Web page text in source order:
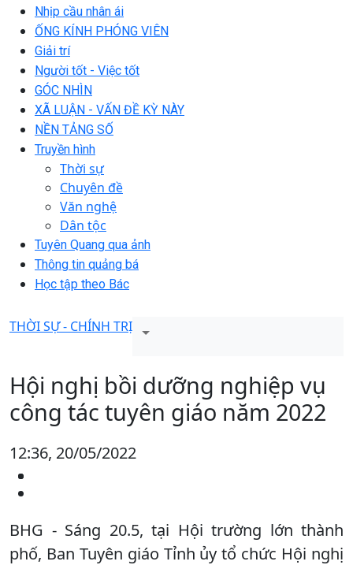
Nhịp cầu nhân ái
ỐNG KÍNH PHÓNG VIÊN
Giải trí
Người tốt - Việc tốt
GÓC NHÌN
XÃ LUẬN - VẤN ĐỀ KỲ NÀY
NỀN TẢNG SỐ
Truyền hình
Thời sự
Chuyên đề
Văn nghệ
Dân tộc
Tuyên Quang qua ảnh
Thông tin quảng bá
Học tập theo Bác
THỜI SỰ - CHÍNH TRỊ
Hội nghị bồi dưỡng nghiệp vụ
công tác tuyên giáo năm 2022
12:36, 20/05/2022
BHG - Sáng 20.5, tại Hội trường lớn thành
phố, Ban Tuyên giáo Tỉnh ủy tổ chức Hội nghị